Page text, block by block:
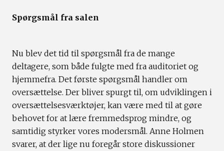
Spørgsmål fra salen
Nu blev det tid til spørgsmål fra de mange
deltagere, som både fulgte med fra auditoriet og
hjemmefra. Det første spørgsmål handler om
oversættelse. Der bliver spurgt til, om udviklingen i
oversættelsesværktøjer, kan være med til at gøre
behovet for at lære fremmedsprog mindre, og
samtidig styrker vores modersmål. Anne Holmen
svarer, at der lige nu foregår store diskussioner